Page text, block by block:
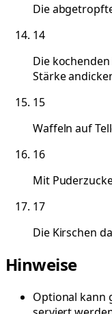
Die
14
Die
Stärke
15
Waffeln auf
16
Mit
17
Die Kirschen
Hinweise
Optional kann